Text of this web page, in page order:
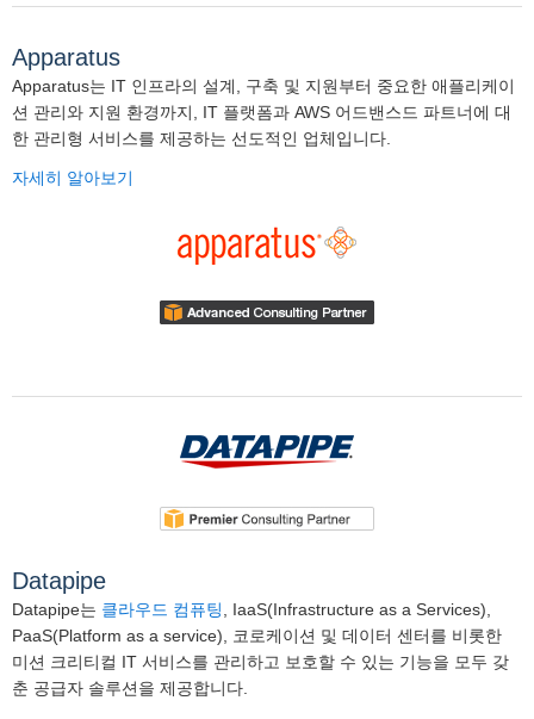
Apparatus
Apparatus는 IT 인프라의 설계, 구축 및 지원부터 중요한 애플리케이
션 관리와 지원 환경까지, IT 플랫폼과 AWS 어드밴스드 파트너에 대
한 관리형 서비스를 제공하는 선도적인 업체입니다.
자세히 알아보기
Datapipe
Datapipe는 클라우드 컴퓨팅
, IaaS(Infrastructure as a Services),
PaaS(Platform as a service), 코로케이션 및 데이터 센터를 비롯한
미션 크리티컬 IT 서비스를 관리하고 보호할 수 있는 기능을 모두 갖
춘 공급자 솔루션을 제공합니다.